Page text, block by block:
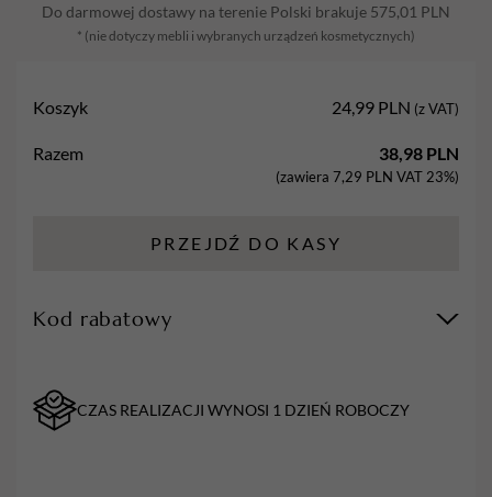
nano
szkła
Do darmowej dostawy na terenie Polski brakuje 575,01 PLN
* (nie dotyczy mebli i wybranych urządzeń kosmetycznych)
Koszyk 24,99 PLN (z VAT)
Razem 38,98 PLN
(zawiera 7,29 PLN VAT 23%)
PRZEJDŹ DO KASY
Kod rabatowy
CZAS REALIZACJI WYNOSI 1 DZIEŃ ROBOCZY